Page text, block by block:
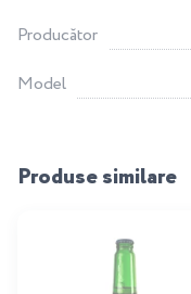
Producător
Model
Produse similare